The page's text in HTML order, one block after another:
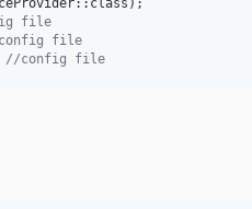
file
file
//config file